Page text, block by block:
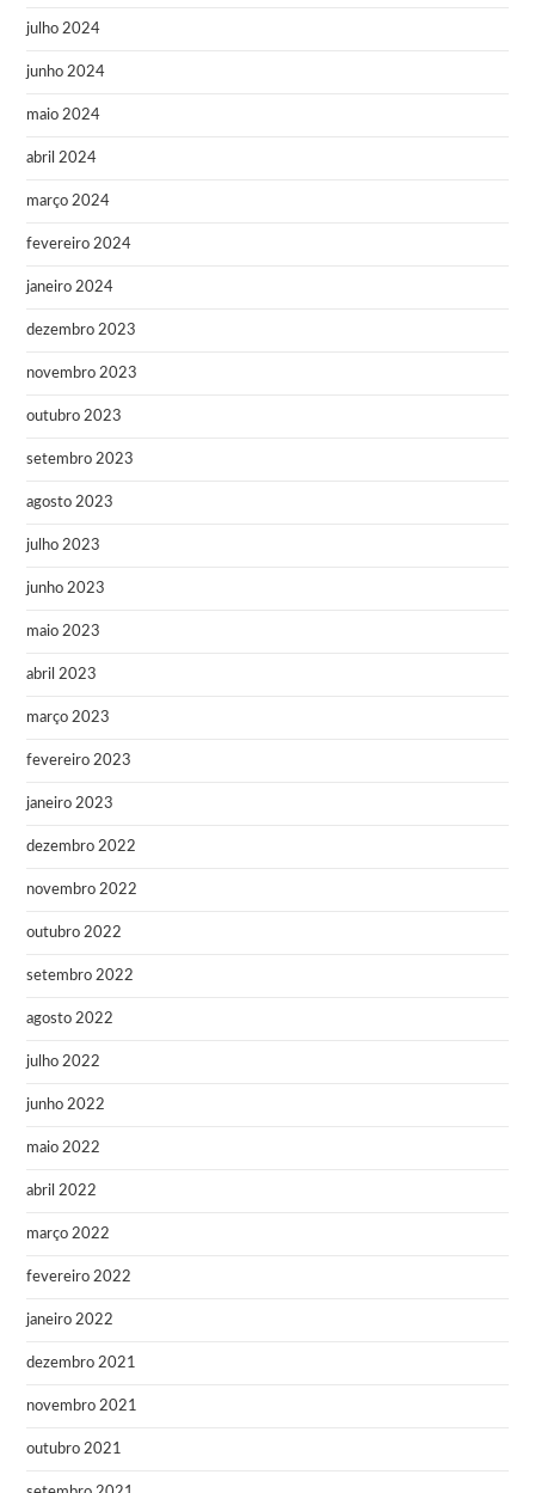
julho 2024
junho 2024
maio 2024
abril 2024
março 2024
fevereiro 2024
janeiro 2024
dezembro 2023
novembro 2023
outubro 2023
setembro 2023
agosto 2023
julho 2023
junho 2023
maio 2023
abril 2023
março 2023
fevereiro 2023
janeiro 2023
dezembro 2022
novembro 2022
outubro 2022
setembro 2022
agosto 2022
julho 2022
junho 2022
maio 2022
abril 2022
março 2022
fevereiro 2022
janeiro 2022
dezembro 2021
novembro 2021
outubro 2021